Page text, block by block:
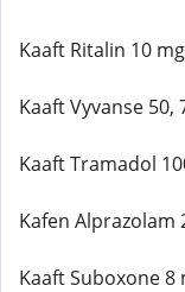
Kaaft Ritalin 10
Kaaft Vyvanse 50,
Kaaft Tramadol
Kafen Alprazolam
Kaaft Suboxone 8